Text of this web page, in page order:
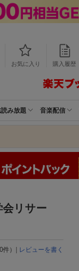
お気に入り 購入履歴
み放題 音楽配信
リサー
0件） | レビューを書く